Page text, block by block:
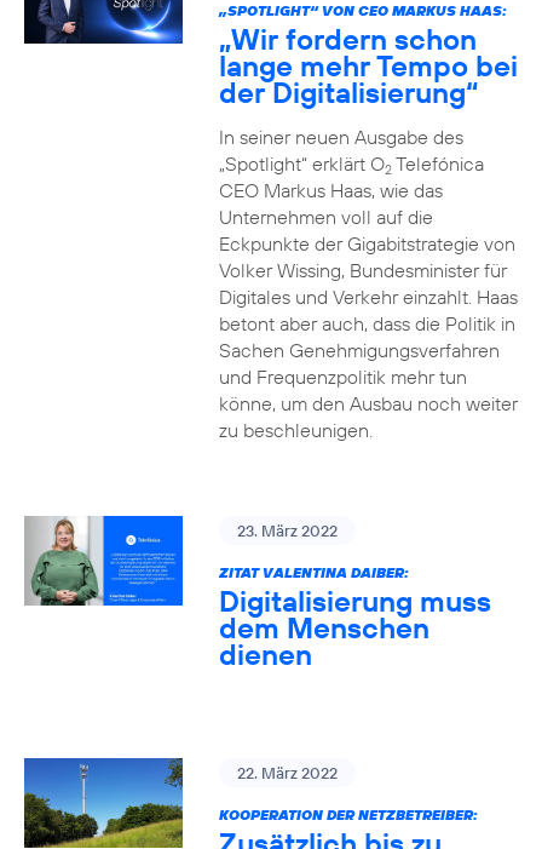
„SPOTLIGHT“ VON CEO MARKUS HAAS:
„Wir fordern schon
lange mehr Tempo bei
der Digitalisierung“
In seiner neuen Ausgabe des
„Spotlight“ erklärt O2Telefónica
CEO Markus Haas, wie das
Unternehmen voll auf die
Eckpunkte der Gigabitstrategie von
Volker Wissing, Bundesminister für
Digitales und Verkehr einzahlt. Haas
betont aber auch, dass die Politik in
Sachen Genehmigungsverfahren
und Frequenzpolitik mehr tun
könne, um den Ausbau noch weiter
zu beschleunigen.
23. März 2022
ZITAT VALENTINA DAIBER:
Digitalisierung muss
dem Menschen
dienen
22. März 2022
KOOPERATION DER NETZBETREIBER: